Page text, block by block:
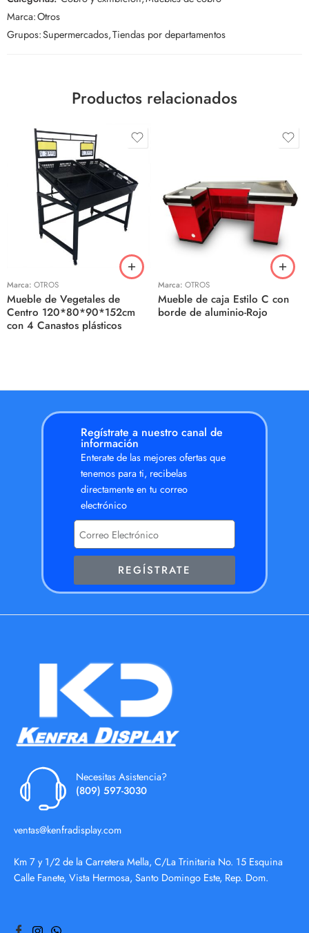
Marca:Otros
Grupos:Supermercados,Tiendas por departamentos
Productos relacionados
Marca: OTROS
Mueble de Vegetales de
Centro 120*80*90*152cm
con 4 Canastos plásticos
Marca: OTROS
Mueble de caja Estilo C con
borde de aluminio-Rojo
Regístrate a nuestro canal de
información
Enterate de las mejores ofertas que
tenemos para ti, recibelas
directamente en tu correo
electrónico
REGÍSTRATE
Necesitas Asistencia?
(809) 597-3030
ventas@kenfradisplay.com
Km 7 y 1/2 de la Carretera Mella, C/La Trinitaria No. 15 Esquina
Calle Fanete, Vista Hermosa, Santo Domingo Este, Rep. Dom.